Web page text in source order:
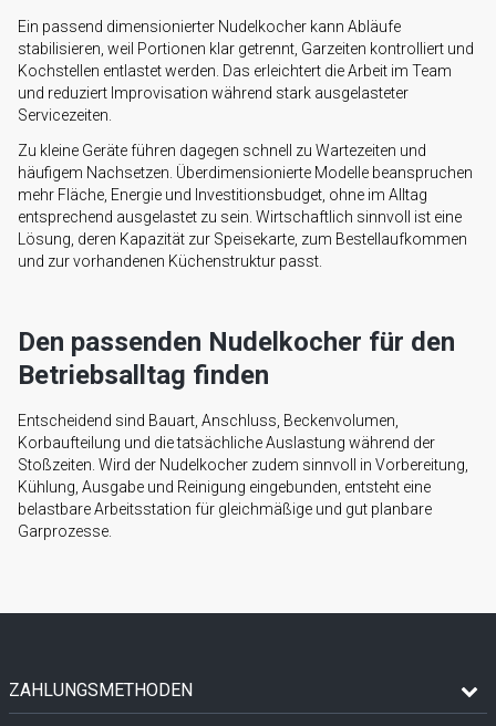
Ein passend dimensionierter Nudelkocher kann Abläufe
stabilisieren, weil Portionen klar getrennt, Garzeiten kontrolliert und
Kochstellen entlastet werden. Das erleichtert die Arbeit im Team
und reduziert Improvisation während stark ausgelasteter
Servicezeiten.
Zu kleine Geräte führen dagegen schnell zu Wartezeiten und
häufigem Nachsetzen. Überdimensionierte Modelle beanspruchen
mehr Fläche, Energie und Investitionsbudget, ohne im Alltag
entsprechend ausgelastet zu sein. Wirtschaftlich sinnvoll ist eine
Lösung, deren Kapazität zur Speisekarte, zum Bestellaufkommen
und zur vorhandenen Küchenstruktur passt.
Den passenden Nudelkocher für den
Betriebsalltag finden
Entscheidend sind Bauart, Anschluss, Beckenvolumen,
Korbaufteilung und die tatsächliche Auslastung während der
Stoßzeiten. Wird der Nudelkocher zudem sinnvoll in Vorbereitung,
Kühlung, Ausgabe und Reinigung eingebunden, entsteht eine
belastbare Arbeitsstation für gleichmäßige und gut planbare
Garprozesse.
ZAHLUNGSMETHODEN